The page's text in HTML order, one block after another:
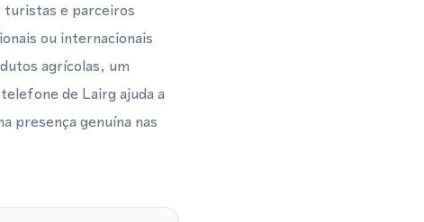
e parceiros
ou internacionais
agrícolas, um
de Lairg ajuda a
presença genuína nas